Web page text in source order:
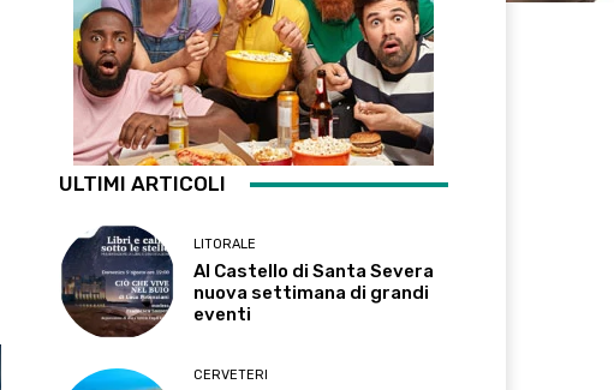
ULTIMI ARTICOLI
LITORALE
Al Castello di Santa Severa
nuova settimana di grandi
eventi
CERVETERI